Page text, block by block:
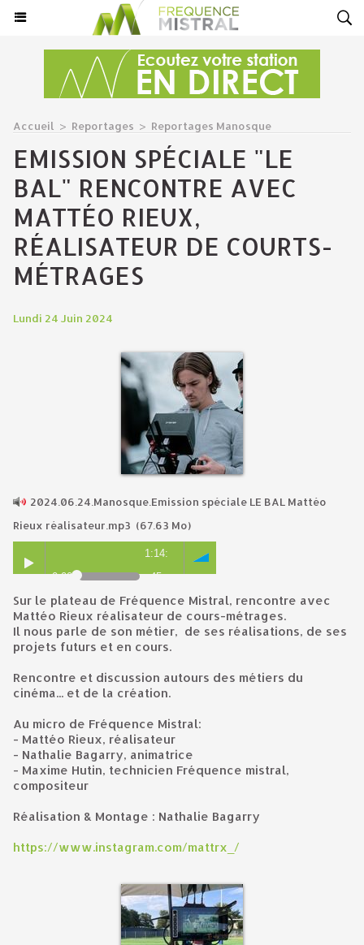
Accueil > Reportages > Reportages Manosque
EMISSION SPÉCIALE "LE
BAL" RENCONTRE AVEC
MATTÉO RIEUX,
RÉALISATEUR DE COURTS-
MÉTRAGES
Lundi 24 Juin 2024
2024.06.24.Manosque.Emission spéciale LE BAL Mattéo
Rieux réalisateur.mp3 (67.63 Mo)
0:00
1:14:
45
Sur le plateau de Fréquence Mistral, rencontre avec
Mattéo Rieux réalisateur de cours-métrages.
Il nous parle de son métier, de ses réalisations, de ses
projets futurs et en cours.
Rencontre et discussion autours des métiers du
cinéma... et de la création.
Au micro de Fréquence Mistral:
- Mattéo Rieux, réalisateur
- Nathalie Bagarry, animatrice
- Maxime Hutin, technicien Fréquence mistral,
compositeur
Réalisation & Montage : Nathalie Bagarry
https://www.instagram.com/mattrx_/